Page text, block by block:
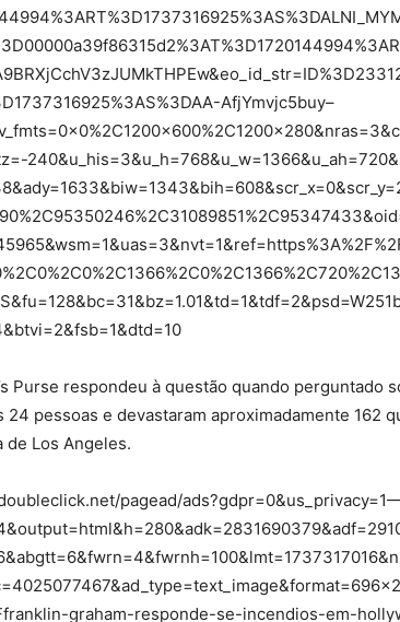
AfjYmvjc5buy–
Purse respondeu à questão quando perguntado
24 pessoas e devastaram aproximadamente 162
Los Angeles.
pagead/
graham-responde-se-incendios-em-